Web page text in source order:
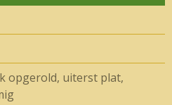
opgerold, uiterst plat,